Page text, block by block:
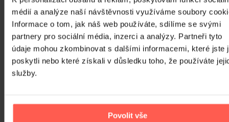
médií a analýze naší návštěvnosti využíváme soubory
Informace o tom, jak náš web používáte, sdílíme se svými
partnery pro sociální média, inzerci a analýzy. Partneři tyto
údaje mohou zkombinovat s dalšími informacemi, které jste
poskytli nebo které získali v důsledku toho, že používáte
služby.
Povolit vše
1
Počet MC
Počet DVD
Počet BD
Počet vinyl